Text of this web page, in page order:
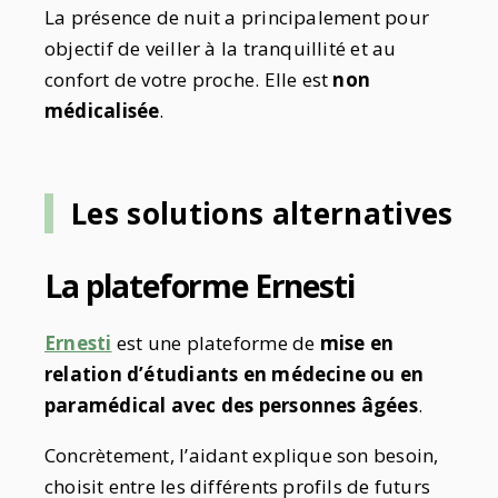
La présence de nuit a principalement pour
objectif de veiller à la tranquillité et au
confort de votre proche. Elle est non
médicalisée.
Les solutions alternatives
La plateforme Ernesti
Ernesti est une plateforme de mise en
relation d’étudiants en médecine ou en
paramédical avec des personnes âgées.
Concrètement, l’aidant explique son besoin,
choisit entre les différents profils de futurs